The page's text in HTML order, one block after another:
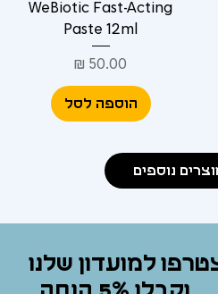
WeBiotic Fast-Acting
Paste 12ml
מחיר
הוספה לסל
נוספים
למועדון שלנו